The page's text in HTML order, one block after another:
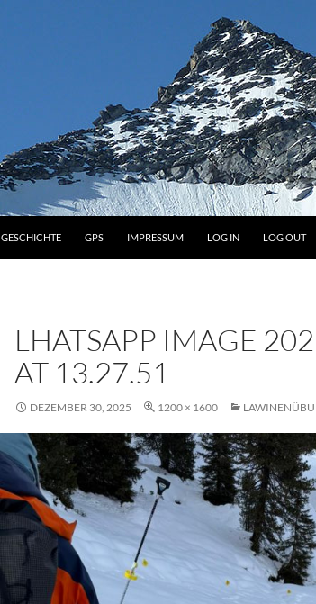
GESCHICHTE GPS IMPRESSUM LOG IN LOG OUT
LHATSAPP IMAGE
AT 13.27.51
DEZEMBER 30, 2025 1200 × 1600